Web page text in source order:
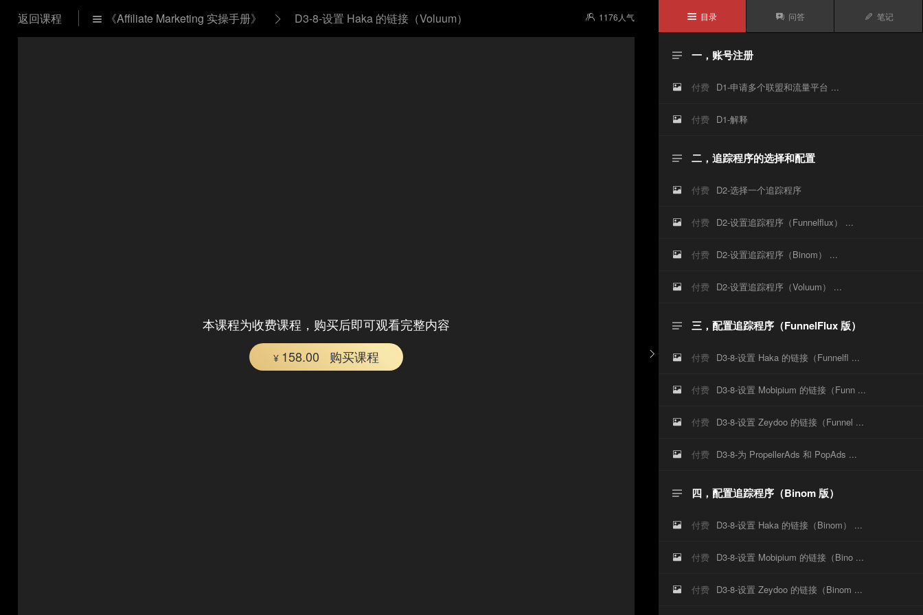
 1176 人气
返回课程  《Affiliate Marketing 实操手册》  D3-8-设置 Haka 的链接（Voluum）
本课程为收费课程，购买后即可观看完整内容
¥ 158.00 购买课程 
 目录  问答  笔记
 一，账号注册
 付费 D1-申请多个联盟和流量平台 ...
 付费 D1-解释
 二，追踪程序的选择和配置
 付费 D2-选择一个追踪程序
 付费 D2-设置追踪程序（Funnelflux） ...
 付费 D2-设置追踪程序（Binom） ...
 付费 D2-设置追踪程序（Voluum） ...
 三，配置追踪程序（FunnelFlux 版）
 付费 D3-8-设置 Haka 的链接（Funnelfl ...
 付费 D3-8-设置 Mobipium 的链接（Funn ...
 付费 D3-8-设置 Zeydoo 的链接（Funnel ...
 付费 D3-8-为 PropellerAds 和 PopAds ...
 四，配置追踪程序（Binom 版）
 付费 D3-8-设置 Haka 的链接（Binom） ...
 付费 D3-8-设置 Mobipium 的链接（Bino ...
 付费 D3-8-设置 Zeydoo 的链接（Binom ...